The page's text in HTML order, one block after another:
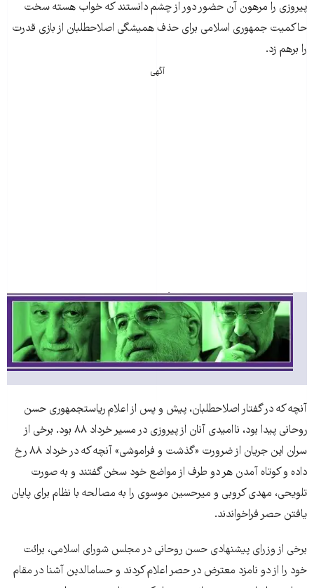
پیروزی را مرهون آن حضور دور از چشم دانستند که خواب هسته سخت
حاکمیت جمهوری اسلامی برای حذف همیشگی اصلاح‎طلبان از بازی قدرت
را برهم زد.
آگهی
آن‏چه که در گفتار اصلاح‎طلبان، پیش و پس از اعلام ریاست‎جمهوری حسن
روحانی پیدا بود، ناامیدی آنان از پیروزی در مسیر خرداد ۸۸ بود. برخی از
سران این جریان از ضرورت «گذشت و فراموشی» آنچه که در خرداد ۸۸ رخ
داده و کوتاه آمدن هر دو طرف از مواضع خود سخن گفتند و به صورت
تلویحی، مهدی کروبی و میرحسین موسوی را به مصالحه با نظام برای پایان
یافتن حصر فراخواندند.
برخی از وزرای پیشنهادی حسن روحانی در مجلس شورای اسلامی، برائت
خود را از دو نامزد معترض در حصر اعلام کردند و حسام‎الدین آشنا در مقام